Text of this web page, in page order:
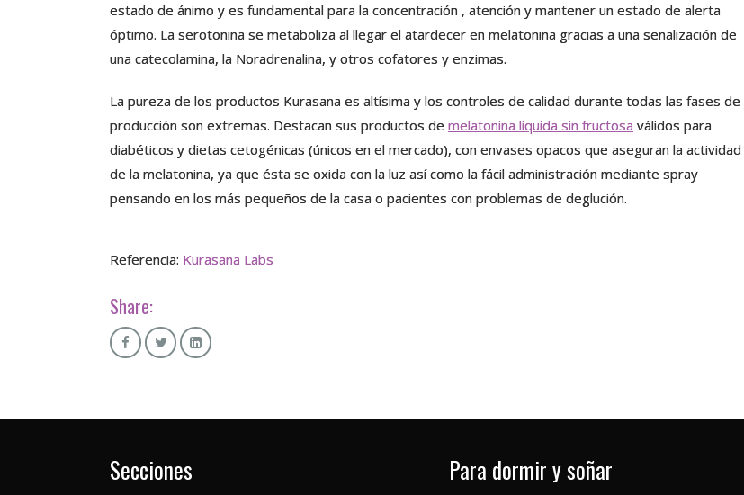
estado de ánimo y es fundamental para la concentración , atención y mantener un estado de alerta
óptimo. La serotonina se metaboliza al llegar el atardecer en melatonina gracias a una señalización de
una catecolamina, la Noradrenalina, y otros cofatores y enzimas.
La pureza de los productos Kurasana es altísima y los controles de calidad durante todas las fases de
producción son extremas. Destacan sus productos de melatonina líquida sin fructosa válidos para
diabéticos y dietas cetogénicas (únicos en el mercado), con envases opacos que aseguran la actividad
de la melatonina, ya que ésta se oxida con la luz así como la fácil administración mediante spray
pensando en los más pequeños de la casa o pacientes con problemas de deglución.
Referencia: Kurasana Labs
Share:
Secciones Para dormir y soñar